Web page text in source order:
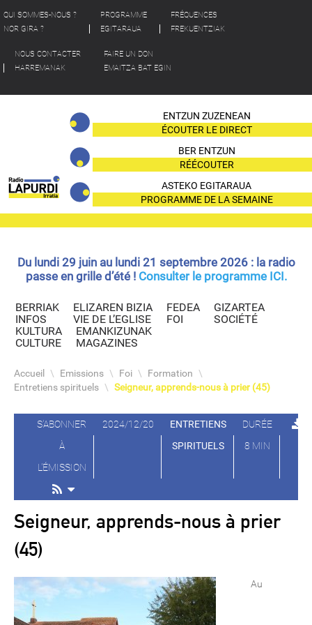
QUI SOMMES-NOUS ?
NOR GIRA ?
PROGRAMME
EGITARAUA
FRÉQUENCES
FREKUENTZIAK
NOUS CONTACTER
HARREMANAK
FAIRE UN DON
EMAITZA BAT EGIN
ENTZUN ZUZENEAN
ÉCOUTER LE DIRECT
BER ENTZUN
RÉÉCOUTER
ASTEKO EGITARAUA
PROGRAMME DE LA SEMAINE
Du lundi 29 juin au lundi 21 septembre 2026 : la radio
passe en grille d’été ! Consulter le programme ICI.
BERRIAK
INFOS
ELIZAREN BIZIA
VIE DE L’EGLISE
FEDEA
FOI
GIZARTEA
SOCIÉTÉ
KULTURA
CULTURE
EMANKIZUNAK
MAGAZINES
Accueil \ Emissions \ Foi \ Formation \
Entretiens spirituels \ Seigneur, apprends-nous à prier (45)
S'ABONNER
À
L'ÉMISSION
2024/12/20
ENTRETIENS
SPIRITUELS
DURÉE
8 MIN
Seigneur, apprends-nous à prier
(45)
Au